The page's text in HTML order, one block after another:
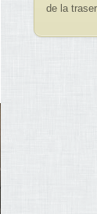
de la